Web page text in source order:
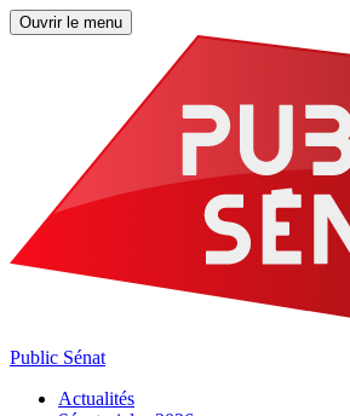
Ouvrir le menu
Public Sénat
Actualités